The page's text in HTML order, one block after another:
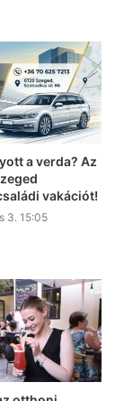
a verda? Az
vakációt!
3. 15:05